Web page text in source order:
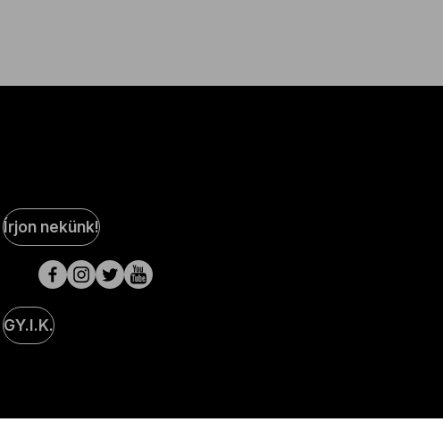
Social
Media
oldalak
Írjon nekünk!
GY.I.K.